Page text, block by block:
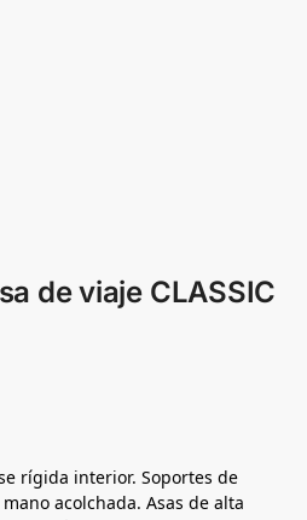
de viaje CLASSIC
rígida interior. Soportes de
acolchada. Asas de alta